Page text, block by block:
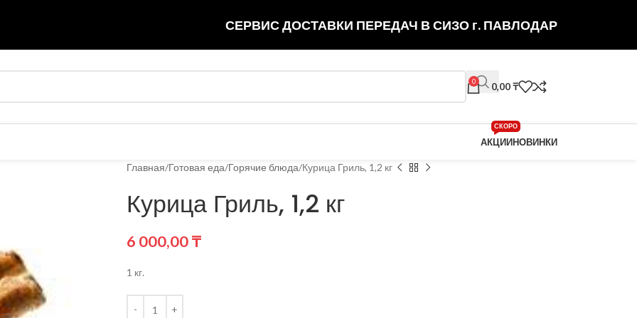
СЕРВИС ДОСТАВКИ ПЕРЕДАЧ В СИЗО г. ПАВЛОДАР
0 0,00₸
АКЦИИ
СКОРО
НОВИНКИ
Главная Готовая еда Горячие блюда Курица Гриль, 1,2 кг
Курица Гриль, 1,2 кг
6 000,00₸
1 кг.